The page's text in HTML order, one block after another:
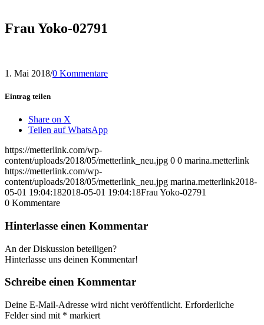
Frau Yoko-02791
1. Mai 2018/0 Kommentare
Eintrag teilen
Share on X
Teilen auf WhatsApp
https://metterlink.com/wp-
content/uploads/2018/05/metterlink_neu.jpg 0 0 marina.metterlink
https://metterlink.com/wp-
content/uploads/2018/05/metterlink_neu.jpg marina.metterlink2018-
05-01 19:04:182018-05-01 19:04:18Frau Yoko-02791
0 Kommentare
Hinterlasse einen Kommentar
An der Diskussion beteiligen?
Hinterlasse uns deinen Kommentar!
Schreibe einen Kommentar
Deine E-Mail-Adresse wird nicht veröffentlicht. Erforderliche
Felder sind mit * markiert